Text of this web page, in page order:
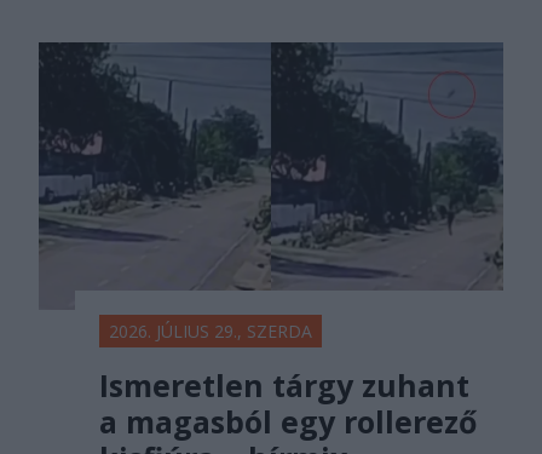
2026. JÚLIUS 29., SZERDA
Ismeretlen tárgy zuhant
a magasból egy rollerező